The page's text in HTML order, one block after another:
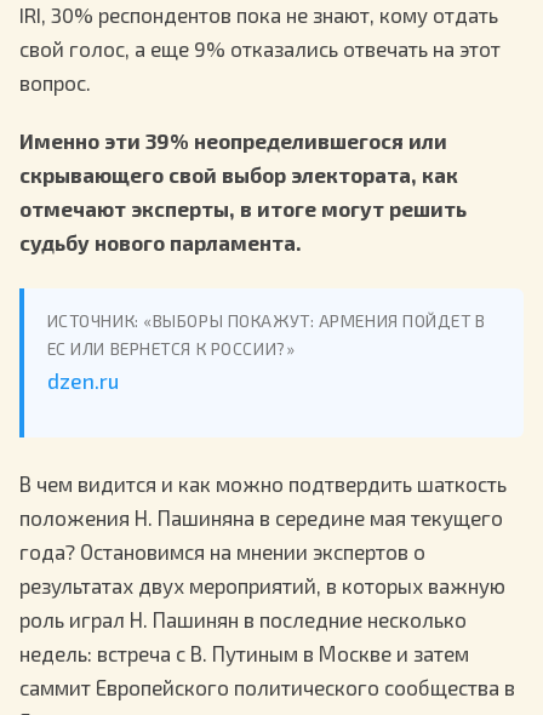
IRI, 30% респондентов пока не знают, кому отдать
свой голос, а еще 9% отказались отвечать на этот
вопрос.
Именно эти 39% неопределившегося или
скрывающего свой выбор электората, как
отмечают эксперты, в итоге могут решить
судьбу нового парламента.
ИСТОЧНИК: «ВЫБОРЫ ПОКАЖУТ: АРМЕНИЯ ПОЙДЕТ В
ЕС ИЛИ ВЕРНЕТСЯ К РОССИИ?»
dzen.ru
В чем видится и как можно подтвердить шаткость
положения Н. Пашиняна в середине мая текущего
года? Остановимся на мнении экспертов о
результатах двух мероприятий, в которых важную
роль играл Н. Пашинян в последние несколько
недель: встреча с В. Путиным в Москве и затем
саммит Европейского политического сообщества в